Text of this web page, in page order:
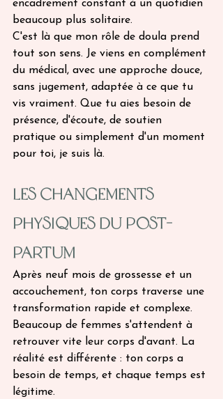
encadrement constant à un quotidien
beaucoup plus solitaire.
C'est là que mon rôle de doula prend
tout son sens. Je viens en complément
du médical, avec une approche douce,
sans jugement, adaptée à ce que tu
vis vraiment. Que tu aies besoin de
présence, d'écoute, de soutien
pratique ou simplement d'un moment
pour toi, je suis là.
Les changements
physiques du post-
partum
Après neuf mois de grossesse et un
accouchement, ton corps traverse une
transformation rapide et complexe.
Beaucoup de femmes s'attendent à
retrouver vite leur corps d'avant. La
réalité est différente : ton corps a
besoin de temps, et chaque temps est
légitime.